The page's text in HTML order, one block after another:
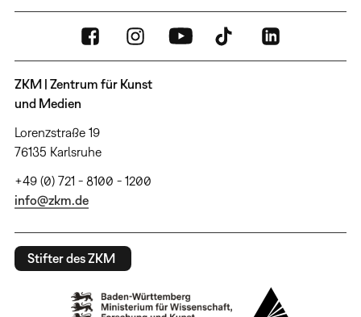
ZKM | Zentrum für Kunst
und Medien
Lorenzstraße 19
76135 Karlsruhe
+49 (0) 721 - 8100 - 1200
info@zkm.de
Stifter des ZKM